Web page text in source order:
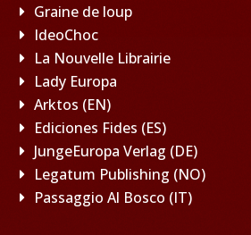
Graine de loup
IdeoChoc
La Nouvelle Librairie
Lady Europa
Arktos (EN)
Ediciones Fides (ES)
JungeEuropa Verlag (DE)
Legatum Publishing (NO)
Passaggio Al Bosco (IT)